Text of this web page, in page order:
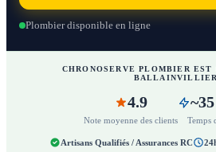
Plombier disponible en ligne
CHRONOSERVE PLOMBIER EST
4.9
Note moyenne des clients Temps
Artisans Qualifiés / Assurances RC